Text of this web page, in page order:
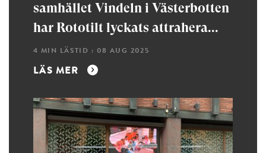
samhället Vindeln i Västerbotten
har Rototilt lyckats attrahera...
4 MIN LÄSTID : 08 AUG 2025
LÄS MER